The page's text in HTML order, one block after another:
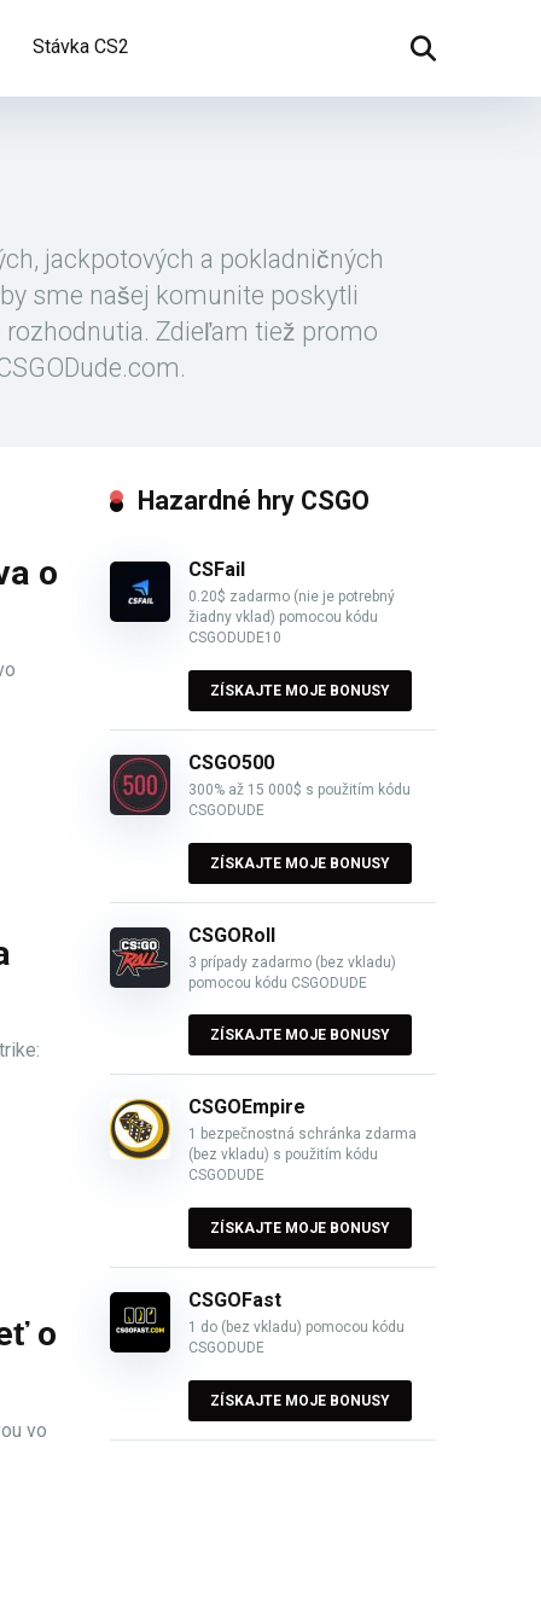
Stávka CS2
jackpotových a pokladničných
sme našej komunite poskytli
Zdieľam tiež promo
o
o
vo
Hazardné hry CSGO
CSFail
0.20$ zadarmo (nie je potrebný
žiadny vklad) pomocou kódu
CSGODUDE10
ZÍSKAJTE MOJE BONUSY
CSGO500
300% až 15 000$ s použitím kódu
CSGODUDE
ZÍSKAJTE MOJE BONUSY
CSGORoll
3 prípady zadarmo (bez vkladu)
pomocou kódu CSGODUDE
ZÍSKAJTE MOJE BONUSY
CSGOEmpire
1 bezpečnostná schránka zdarma
(bez vkladu) s použitím kódu
CSGODUDE
ZÍSKAJTE MOJE BONUSY
CSGOFast
1 do (bez vkladu) pomocou kódu
CSGODUDE
ZÍSKAJTE MOJE BONUSY